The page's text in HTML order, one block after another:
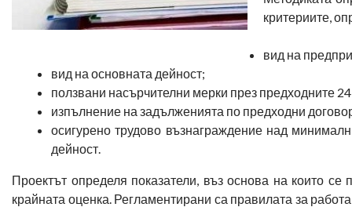
критериите,
вид на
вид на основната дейност;
ползвани насърчителни мерки през предходните
изпълнение на задълженията по предходни
осигурено трудово възнаграждение над
дейност.
Проектът определя показатели, въз основа на които
крайната оценка. Регламентирани са правилата за